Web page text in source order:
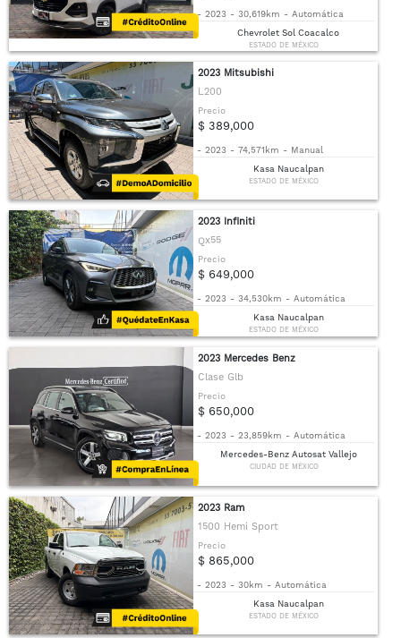
- 2023 - 30,619km - Automática
Chevrolet Sol Coacalco
ESTADO DE MÉXICO
2023 Mitsubishi
L200
Precio
$ 389,000
- 2023 - 74,571km - Manual
Kasa Naucalpan
ESTADO DE MÉXICO
2023 Infiniti
Qx55
Precio
$ 649,000
- 2023 - 34,530km - Automática
Kasa Naucalpan
ESTADO DE MÉXICO
2023 Mercedes Benz
Clase Glb
Precio
$ 650,000
- 2023 - 23,859km - Automática
Mercedes-Benz Autosat Vallejo
CIUDAD DE MÉXICO
2023 Ram
1500 Hemi Sport
Precio
$ 865,000
- 2023 - 30km - Automática
Kasa Naucalpan
ESTADO DE MÉXICO